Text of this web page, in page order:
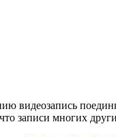
видеозапись
записи многих